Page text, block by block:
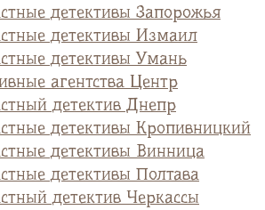
детективы Запорожья
детективы Измаил
детективы Умань
агентства Центр
детектив Днепр
детективы Кропивницкий
детективы Винница
детективы Полтава
детектив Черкассы